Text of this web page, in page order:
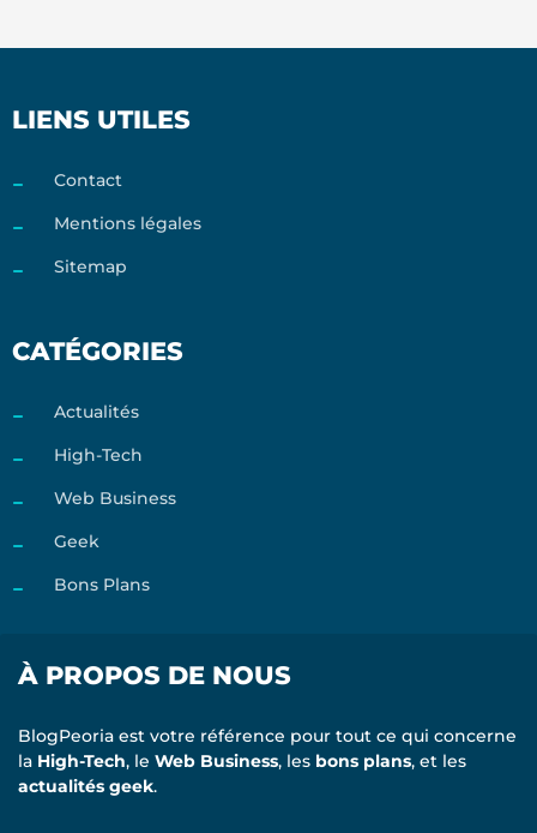
LIENS UTILES
Contact
Mentions légales
Sitemap
CATÉGORIES
Actualités
High-Tech
Web Business
Geek
Bons Plans
À PROPOS DE NOUS
BlogPeoria est votre référence pour tout ce qui concerne
la High-Tech, le Web Business, les bons plans, et les
actualités geek.